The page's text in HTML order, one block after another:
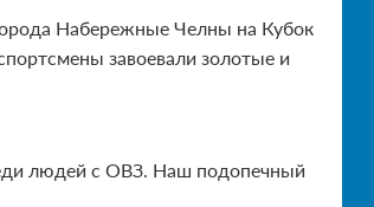
Набережные Челны на Кубок
завоевали золотые и
людей с ОВЗ. Наш подопечный